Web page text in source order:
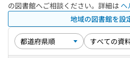
の図書館へご相談ください。詳細は ヘ
地域の図書館を設